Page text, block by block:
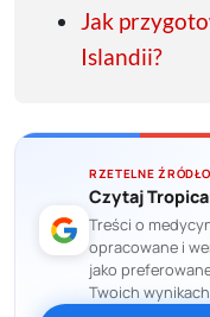
Jak
Islandii?
RZETELNE
Czytaj
Treści o
opracowane i
jako
Twoich